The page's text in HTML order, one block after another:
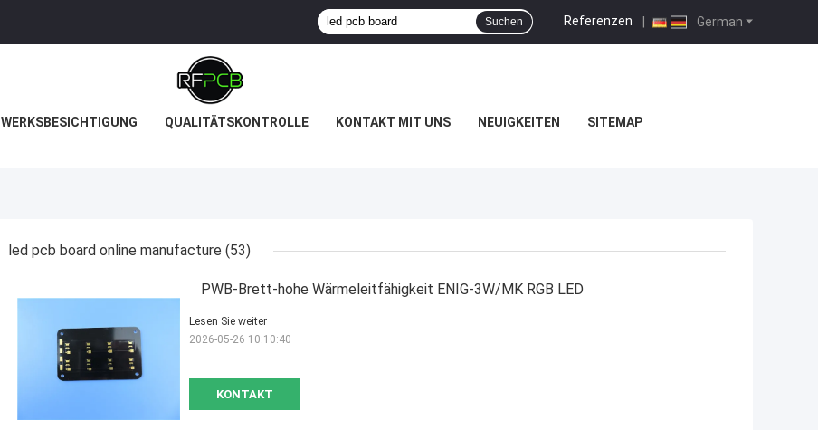
German
Referenzen |
Suchen
WERKSBESICHTIGUNG QUALITÄTSKONTROLLE KONTAKT MIT UNS NEUIGKEITEN SITEMAP
led pcb board online manufacture (53)
PWB-Brett-hohe Wärmeleitfähigkeit ENIG-3W/MK RGB LED
KONTAKT
Lesen Sie weiter
2026-05-26 10:10:40